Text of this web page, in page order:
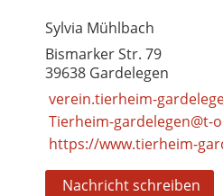
Sylvia Mühlbach
Bismarker Str. 79
39638 Gardelegen
verein.tierheim-
Tierheim-gardelegen@t-
https://www.tierheim-
Nachricht schreiben